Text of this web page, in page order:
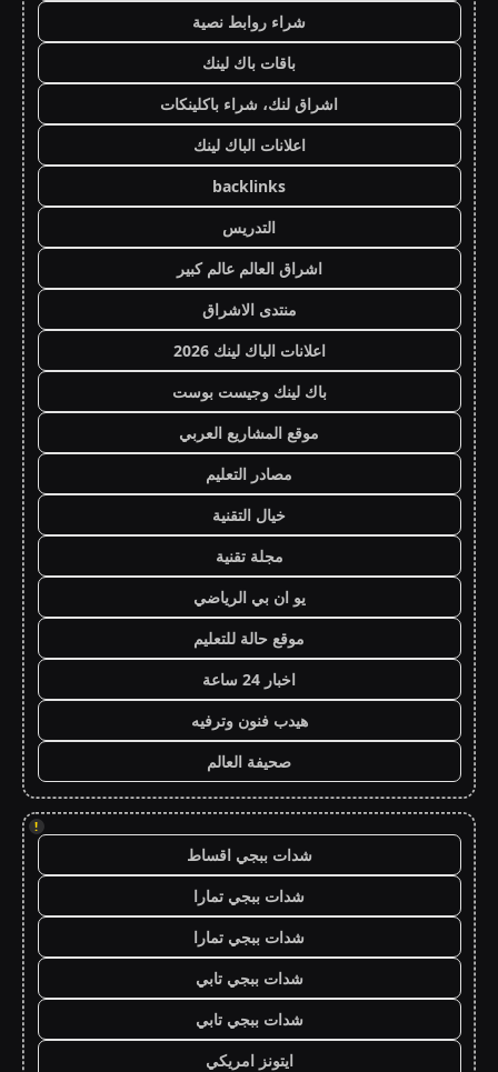
شراء روابط نصية
باقات باك لينك
اشراق لنك، شراء باكلينكات
اعلانات الباك لينك
backlinks
التدريس
اشراق العالم عالم كبير
منتدى الاشراق
اعلانات الباك لينك 2026
باك لينك وجيست بوست
موقع المشاريع العربي
مصادر التعليم
خيال التقنية
مجلة تقنية
يو ان بي الرياضي
موقع حالة للتعليم
اخبار 24 ساعة
هيدب فنون وترفيه
صحيفة العالم
!
شدات ببجي اقساط
شدات ببجي تمارا
شدات ببجي تمارا
شدات ببجي تابي
شدات ببجي تابي
ايتونز امريكي